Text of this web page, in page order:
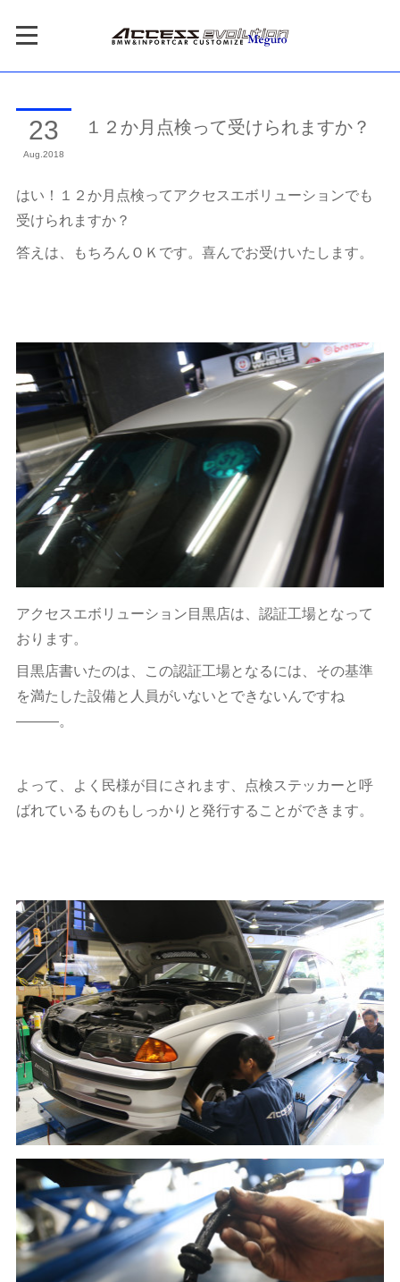
23
Aug 2018
１２か月点検って受けられますか？
はい！１２か月点検ってアクセスエボリューションでも
受けられますか？
答えは、もちろんＯＫです。喜んでお受けいたします。
アクセスエボリューション目黒店は、認証工場となって
おります。
目黒店書いたのは、この認証工場となるには、その基準
を満たした設備と人員がいないとできないんですね
―――。
よって、よく民様が目にされます、点検ステッカーと呼
ばれているものもしっかりと発行することができます。